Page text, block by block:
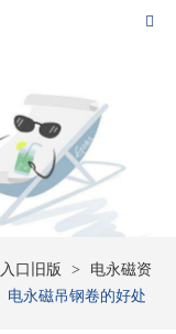
口旧版 >
电永磁资
电永磁吊钢卷的好处